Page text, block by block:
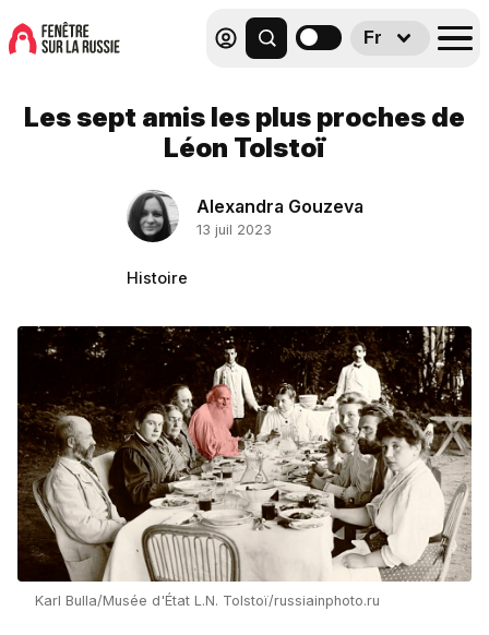
Fr
Les sept amis les plus proches de
Léon Tolstoï
Alexandra Gouzeva
13 juil 2023
Histoire
Karl Bulla/Musée d'État L.N. Tolstoï/russiainphoto.ru